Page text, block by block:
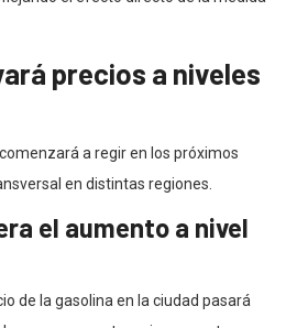
precios a niveles
a regir en los próximos
en distintas regiones.
el aumento a nivel
de la gasolina en la ciudad pasará